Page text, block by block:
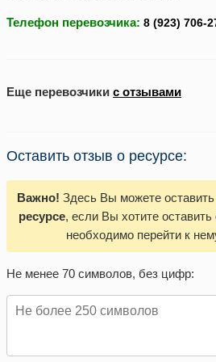
Телефон перевозчика:
Еще перевозчики с отзывами
Оставить отзыв о ресурсе:
Важно! Здесь Вы можете оставить
ресурсе, если Вы хотите оставить
необходимо перейти к
Не менее 70 символов, без цифр: